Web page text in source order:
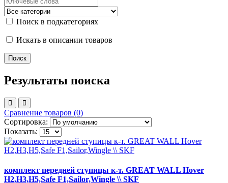
Поиск в подкатегориях
Искать в описании товаров
Результаты поиска
Сравнение товаров (0)
Сортировка:
Показать:
комплект передней ступицы к-т. GREAT WALL Hover
H2,H3,H5,Safe F1,Sailor,Wingle \\ SKF